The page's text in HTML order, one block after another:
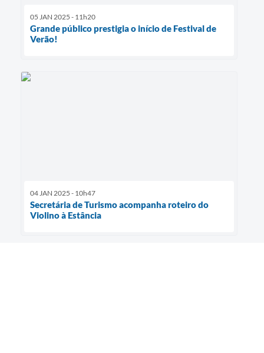
05 JAN 2025 - 11h20
Grande público prestigia o início de Festival de
Verão!
04 JAN 2025 - 10h47
Secretária de Turismo acompanha roteiro do
Violino à Estância